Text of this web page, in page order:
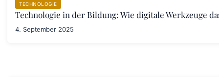
TECHNOLOGIE
Technologie in der Bildung: Wie digitale Werkzeuge
4. September 2025